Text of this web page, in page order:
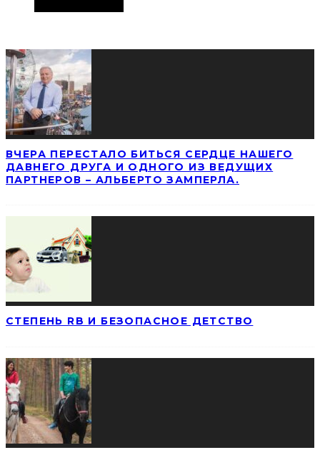
ВЧЕРА ПЕРЕСТАЛО БИТЬСЯ СЕРДЦЕ НАШЕГО
ДАВНЕГО ДРУГА И ОДНОГО ИЗ ВЕДУЩИХ
ПАРТНЕРОВ – АЛЬБЕРТО ЗАМПЕРЛА.
СТЕПЕНЬ RB И БЕЗОПАСНОЕ ДЕТСТВО